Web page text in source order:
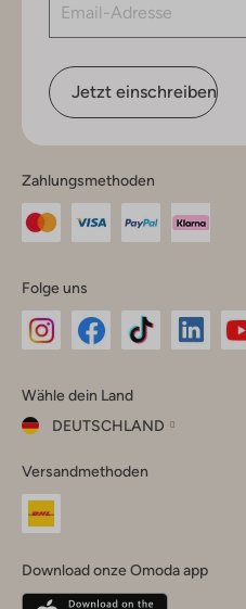
Jetzt einschreiben
Zahlungsmethoden
Folge uns
Instagram
Facebook
TikTok
Wähle dein Land
DEUTSCHLAND
dein
Land
Belgique(Français)
Versandmethoden
Download onze Omoda app